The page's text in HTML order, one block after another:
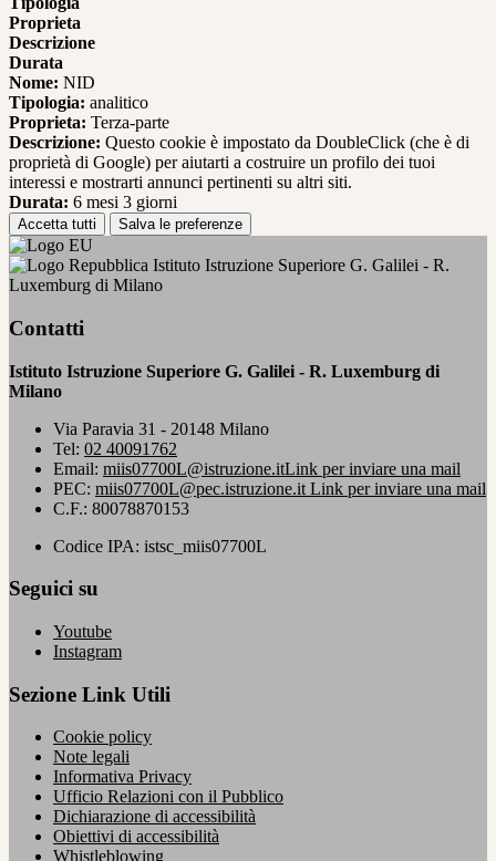
Proprieta
Descrizione
Durata
Nome: NID
Tipologia: analitico
Proprieta: Terza-parte
Descrizione: Questo cookie è impostato da DoubleClick (che è di
proprietà di Google) per aiutarti a costruire un profilo dei tuoi
interessi e mostrarti annunci pertinenti su altri siti.
Durata: 6 mesi 3 giorni
Accetta tutti Salva le preferenze
Istituto Istruzione Superiore G. Galilei - R.
Luxemburg di Milano
Contatti
Istituto Istruzione Superiore G. Galilei - R. Luxemburg di
Milano
Via Paravia 31 - 20148 Milano
Tel: 02 40091762
Email: miis07700L@istruzione.itLink per inviare una mail
PEC: miis07700L@pec.istruzione.it Link per inviare una mail
C.F.: 80078870153
Codice IPA: istsc_miis07700L
Seguici su
Youtube
Instagram
Sezione Link Utili
Cookie policy
Note legali
Informativa Privacy
Ufficio Relazioni con il Pubblico
Dichiarazione di accessibilità
Obiettivi di accessibilità
Whistleblowing